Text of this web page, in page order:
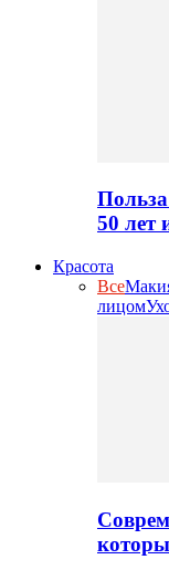
50 лет
Красота
Все
лицом